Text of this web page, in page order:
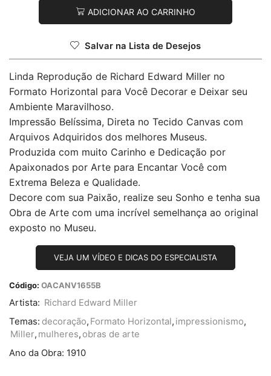
ADICIONAR AO CARRINHO
Salvar na Lista de Desejos
Linda Reprodução de Richard Edward Miller no
Formato Horizontal para Você Decorar e Deixar seu
Ambiente Maravilhoso.
Impressão Belíssima, Direta no Tecido Canvas com
Arquivos Adquiridos dos melhores Museus.
Produzida com muito Carinho e Dedicação por
Apaixonados por Arte para Encantar Você com
Extrema Beleza e Qualidade.
Decore com sua Paixão, realize seu Sonho e tenha sua
Obra de Arte com uma incrível semelhança ao original
exposto no Museu.
VEJA UM VÍDEO E DICAS DO ESPECIALISTA
Código: OACANV1655B
Artista: Richard Edward Miller
Temas: decoração, Formato Horizontal, impressionismo,
Miller, mulheres, obras de arte
Ano da Obra: 1910